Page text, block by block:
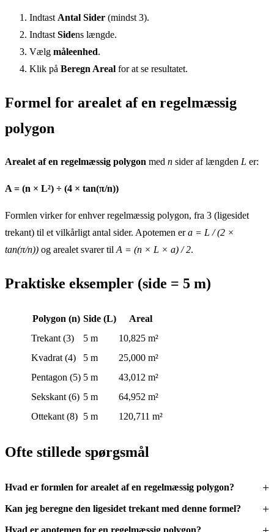
Indtast Antal Sider (mindst 3).
Indtast Sidens længde.
Vælg måleenhed.
Klik på Beregn Areal for at se resultatet.
Formel for arealet af en regelmæssig
polygon
Arealet af en regelmæssig polygon med n sider af længden L er:
A = (n × L²) ÷ (4 × tan(π/n))
Formlen virker for enhver regelmæssig polygon, fra 3 (ligesidet
trekant) til et vilkårligt antal sider. Apotemen era = L / (2 ×
tan(π/n)) og arealet svarer til A = (n × L × a) / 2.
Praktiske eksempler (side = 5 m)
Polygon (n) Side (L)
Areal
Trekant (3)
5 m
10,825 m²
Kvadrat (4)
5 m
25,000 m²
Pentagon (5) 5 m
43,012 m²
Sekskant (6) 5 m
64,952 m²
Ottekant (8) 5 m 120,711 m²
Ofte stillede spørgsmål
Hvad er formlen for arealet af en regelmæssig polygon?
Kan jeg beregne den ligesidet trekant med denne formel?